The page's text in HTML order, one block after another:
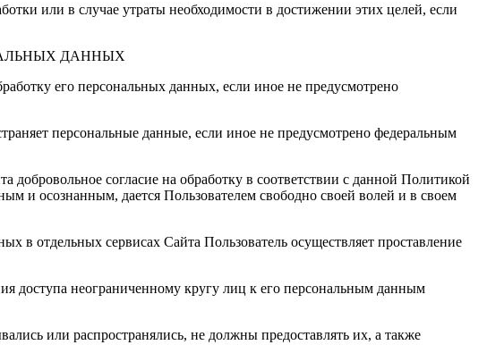
или в случае утраты необходимости в достижении этих целей, если
ДАННЫХ
его персональных данных, если иное не предусмотрено
персональные данные, если иное не предусмотрено федеральным
согласие на обработку в соответствии с данной Политикой
и осознанным, дается Пользователем свободно своей волей и в своем
в отдельных сервисах Сайта Пользователь осуществляет проставление
доступа неограниченному кругу лиц к его персональным данным
или распространялись, не должны предоставлять их, а также